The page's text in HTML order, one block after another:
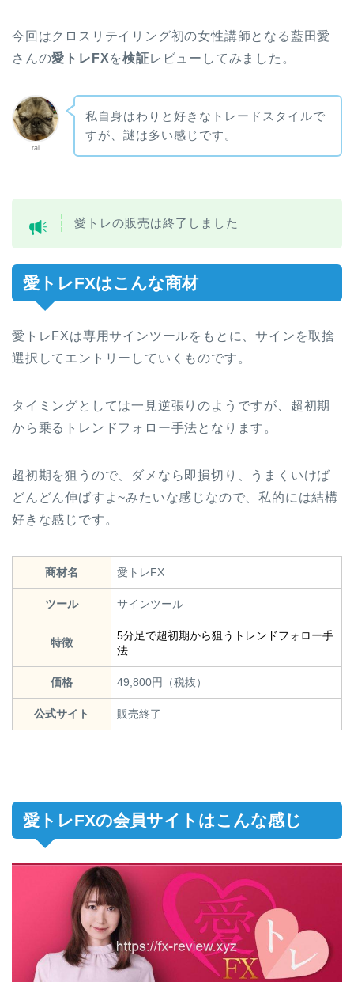
今回はクロスリテイリング初の女性講師となる藍田愛
さんの愛トレFXを検証レビューしてみました。
rai
私自身はわりと好きなトレードスタイルで
すが、謎は多い感じです。
愛トレの販売は終了しました
愛トレFXはこんな商材
愛トレFXは専用サインツールをもとに、サインを取捨
選択してエントリーしていくものです。
タイミングとしては一見逆張りのようですが、超初期
から乗るトレンドフォロー手法となります。
超初期を狙うので、ダメなら即損切り、うまくいけば
どんどん伸ばすよ~みたいな感じなので、私的には結構
好きな感じです。
商材名 愛トレFX
ツール サインツール
特徴
5分足で超初期から狙うトレンドフォロー手
法
価格 49,800円（税抜）
公式サイト 販売終了
愛トレFXの会員サイトはこんな感じ